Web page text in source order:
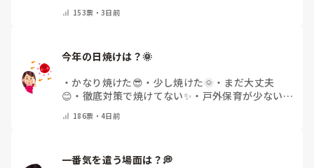
153票・3日前
今年の日焼けは？🌞
・ かなり焼けた😎 ・ 少し焼けた🌞 ・ まだ大丈夫
😊 ・ 徹底対策で焼けてない✨ ・ 戸外保育が少ない
186票・4日前
一番気を遣う場面は？💭